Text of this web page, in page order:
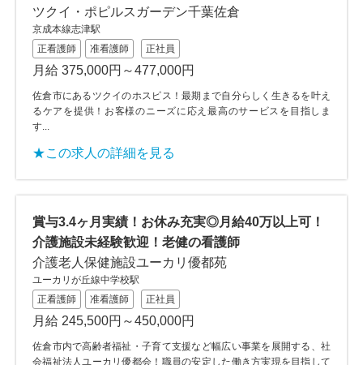
ツクイ・ポピルスガーデン千葉佐倉
京成本線志津駅
正看護師
准看護師 正社員
月給 375,000円～477,000円
佐倉市にあるツクイのホスピス！最期まで自分らしく生きるを叶え
るケアを提供！お客様のニーズに応え最高のサービスを目指しま
す...
★この求人の詳細を見る
賞与3.4ヶ月実績！お休み充実◎月給40万以上可！
介護施設未経験歓迎！老健の看護師
介護老人保健施設ユーカリ優都苑
ユーカリが丘線中学校駅
正看護師
准看護師 正社員
月給 245,500円～450,000円
佐倉市内で高齢者福祉・子育て支援など幅広い事業を展開する、社
会福祉法人ユーカリ優都会！職員の安定した働き方実現を目指して